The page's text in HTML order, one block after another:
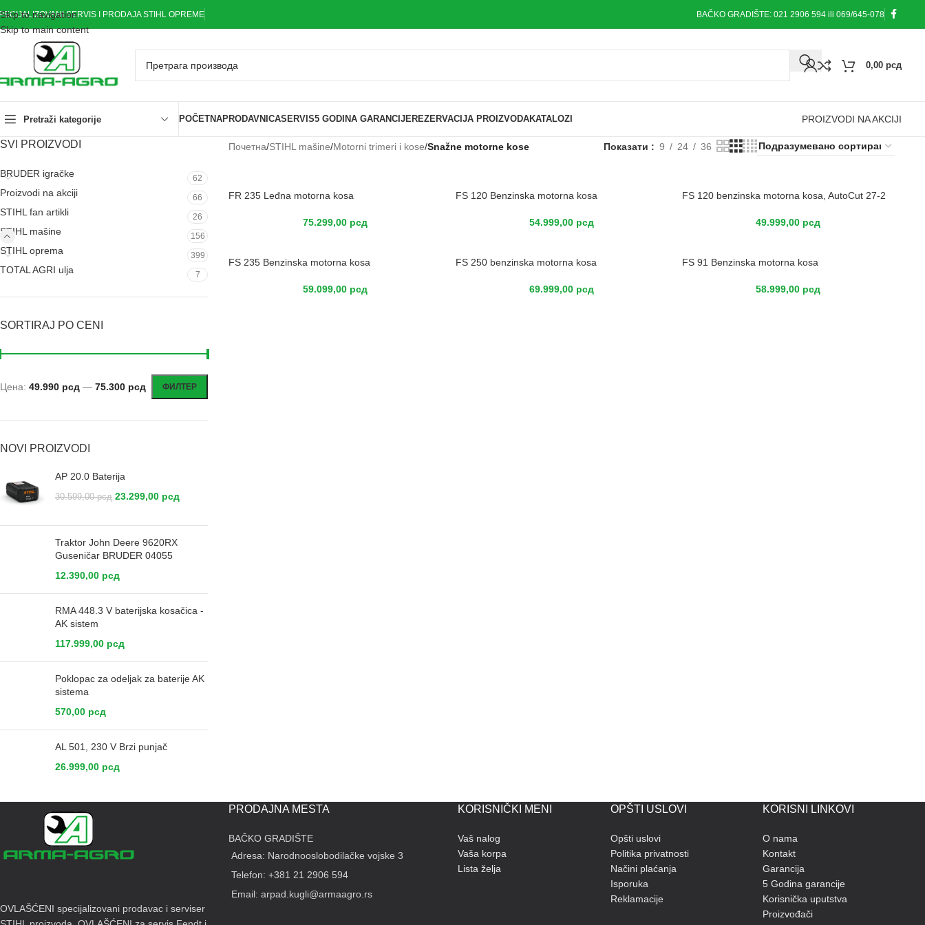
Skip to navigation
Skip to main content
SERVIS I PRODAJA STIHL OPREME BAČKO GRADIŠTE: 021 2906 594 ili 069/645-078
0,00 рсд
Pretraži kategorije POČETNAPRODAVNICASERVIS5 GODINA GARANCIJEREZERVACIJA PROIZVODAKATALOZI PROIZVODI NA AKCIJI
SVI PROIZVODI
BRUDER igračke 62
Proizvodi na akciji 66
STIHL fan artikli 26
STIHL mašine 156
STIHL oprema 399
TOTAL AGRI ulja 7
SORTIRAJ PO CENI
ФИЛТЕР
Цена: 49.990 рсд — 75.300 рсд
NOVI PROIZVODI
AP 20.0 Baterija
30.599,00рсд 23.299,00 рсд
Traktor John Deere 9620RX
Guseničar BRUDER 04055
12.390,00 рсд
RMA 448.3 V baterijska kosačica -
AK sistem
117.999,00 рсд
Poklopac za odeljak za baterije AK
sistema
570,00 рсд
AL 501, 230 V Brzi punjač
26.999,00 рсд
Почетна/STIHL mašine/Motorni trimeri i kose/Snažne motorne kose Показати 9 24 36
FR 235 Leđna motorna kosa
75.299,00 рсд
FS 120 Benzinska motorna kosa
54.999,00 рсд
FS 120 benzinska motorna kosa, AutoCut 27-2
49.999,00 рсд
FS 235 Benzinska motorna kosa
59.099,00 рсд
FS 250 benzinska motorna kosa
69.999,00 рсд
FS 91 Benzinska motorna kosa
58.999,00 рсд
OVLAŠĆENI specijalizovani prodavac i serviser
PRODAJNA MESTA
BAČKO GRADIŠTE
Adresa: Narodnooslobodilačke vojske 3
Telefon: +381 21 2906 594
Email: arpad.kugli@armaagro.rs
KORISNIČKI MENI
Vaš nalog
Vaša korpa
Lista želja
OPŠTI USLOVI
Opšti uslovi
Politika privatnosti
Načini plaćanja
Isporuka
Reklamacije
KORISNI LINKOVI
O nama
Kontakt
Garancija
5 Godina garancije
Korisnička uputstva
Proizvođači